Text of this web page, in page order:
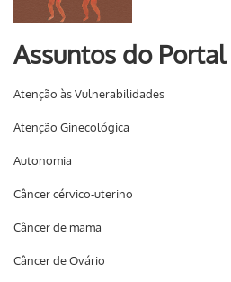
Assuntos do Portal
Atenção às Vulnerabilidades
Atenção Ginecológica
Autonomia
Câncer cérvico-uterino
Câncer de mama
Câncer de Ovário